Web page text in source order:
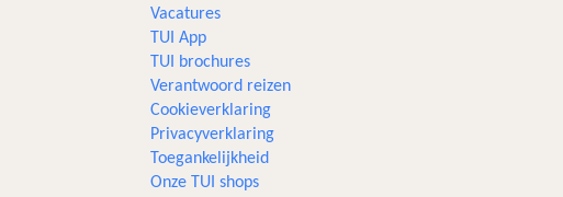
Vacatures
TUI App
TUI brochures
Verantwoord reizen
Cookieverklaring
Privacyverklaring
Toegankelijkheid
Onze TUI shops